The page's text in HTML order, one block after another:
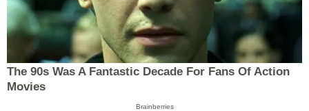
The 90s Was A Fantastic Decade For Fans Of Action
Movies
Brainberries